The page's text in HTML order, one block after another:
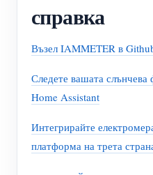
справка
Възел IAMMETER в
Следете вашата слънчева
Home Assistant
Интегрирайте
платформа на трета